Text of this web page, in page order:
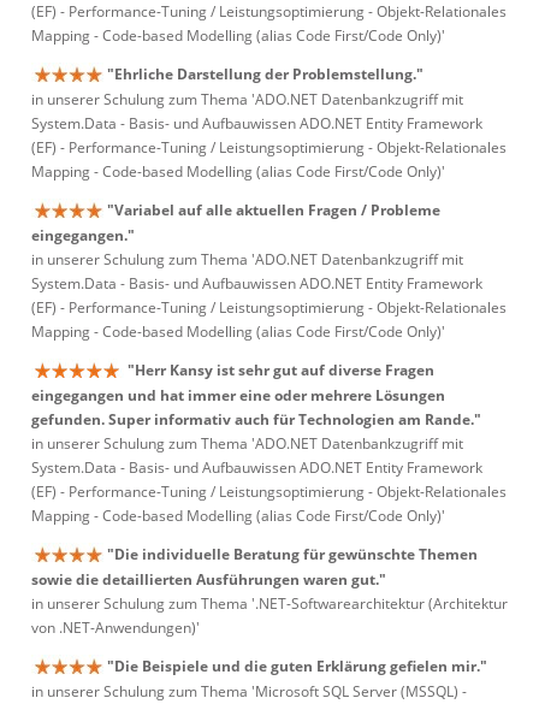
(EF) - Performance-Tuning / Leistungsoptimierung - Objekt-Relationales
Mapping - Code-based Modelling (alias Code First/Code Only)'
"Ehrliche Darstellung der Problemstellung."
in unserer Schulung zum Thema 'ADO.NET Datenbankzugriff mit
System.Data - Basis- und Aufbauwissen ADO.NET Entity Framework
(EF) - Performance-Tuning / Leistungsoptimierung - Objekt-Relationales
Mapping - Code-based Modelling (alias Code First/Code Only)'
"Variabel auf alle aktuellen Fragen / Probleme
eingegangen."
in unserer Schulung zum Thema 'ADO.NET Datenbankzugriff mit
System.Data - Basis- und Aufbauwissen ADO.NET Entity Framework
(EF) - Performance-Tuning / Leistungsoptimierung - Objekt-Relationales
Mapping - Code-based Modelling (alias Code First/Code Only)'
"Herr Kansy ist sehr gut auf diverse Fragen
eingegangen und hat immer eine oder mehrere Lösungen
gefunden. Super informativ auch für Technologien am Rande."
in unserer Schulung zum Thema 'ADO.NET Datenbankzugriff mit
System.Data - Basis- und Aufbauwissen ADO.NET Entity Framework
(EF) - Performance-Tuning / Leistungsoptimierung - Objekt-Relationales
Mapping - Code-based Modelling (alias Code First/Code Only)'
"Die individuelle Beratung für gewünschte Themen
sowie die detaillierten Ausführungen waren gut."
in unserer Schulung zum Thema '.NET-Softwarearchitektur (Architektur
von .NET-Anwendungen)'
"Die Beispiele und die guten Erklärung gefielen mir."
in unserer Schulung zum Thema 'Microsoft SQL Server (MSSQL) -